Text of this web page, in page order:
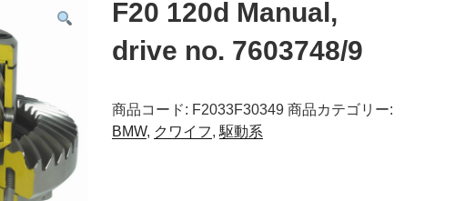
F20 120d Manual,
drive no. 7603748/9
商品コード: F2033F30349 商品カテゴリー:
BMW, クワイフ, 駆動系